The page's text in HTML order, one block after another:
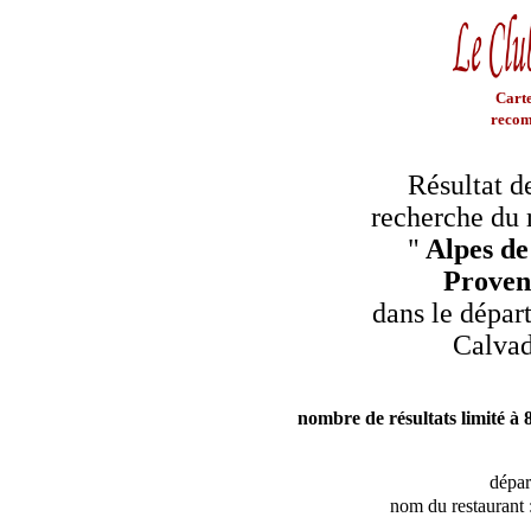
Résultat
recherche du
" Alpes
dans le
nombre de résultats limité à
nom du